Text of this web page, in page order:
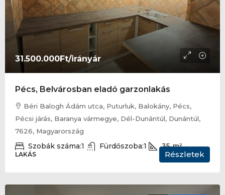
31.500.000Ft/irányár
Pécs, Belvárosban eladó garzonlakás
Béri Balogh Ádám utca, Puturluk, Balokány, Pécs,
Pécsi járás, Baranya vármegye, Dél-Dunántúl, Dunántúl,
7626, Magyarország
Szobák száma:1 Fürdőszoba:1 35 m²
LAKÁS Részletek